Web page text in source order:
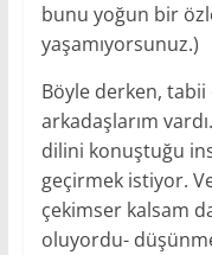
bunu yoğun bir
yaşamıyorsunuz.)
Böyle derken, tabii
arkadaşlarım
dilini konuştuğu
geçirmek istiyor.
çekimser kalsam
oluyordu-